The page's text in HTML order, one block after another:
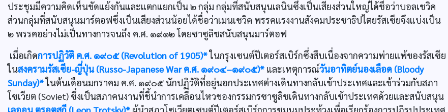
ประชุมมีความคิดเห็นขัดแย้งกันและแตกแยกเป็น ๒ กลุ่ม กลุ่มที่สนับสนุนเลนินซึ่งเป็นเสียงส่วนใหญ่ได้ชื่อว่าบอลเชวิค
ส่วนกลุ่มที่สนับสนุนมาร์ตอฟซึ่งเป็นเสียงส่วนน้อยได้ชื่อว่าเมนเชวิค พรรคแรงงานสังคมประชาธิปไตยรัสเซียจึงแบ่งเป็น
๒ พรรคอย่างไม่เป็นทางการจนถึง ค.ศ. ๑๙๑๒ โดยซาซูลิชสนับสนุนมาร์ตอฟ
เมื่อเกิดการปฏิวัติ ค.ศ. ๑๙๐๕ (Revolution of 1905)*ในกรุงเซนต์ปีเตอร์สเบิร์กซึ่งสืบเนื่องจากความพ่ายแพ้ของรัสเซีย
ในสงครามรัสเซีย-ญี่ปุ่น (Russo-Japanese War ค.ศ. ๑๙๐๔–๑๙๐๕)* และเหตุการณ์วันอาทิตย์นองเลือด (Bloody
Sunday)*ในต้นเดือนมกราคม ค.ศ. ๑๙๐๕ นักปฏิวัติที่อยู่นอกประเทศต่างเดินทางกลับเข้าประเทศและเข้าร่วมกับสภา
โซเวียต (Soviet) ซึ่งเป็นสภาคนงานที่ชี้นำการเคลื่อนไหวของกรรมกรซาซูลิชเดินทางกลับเข้าประเทศด้วยและสนับสนุน